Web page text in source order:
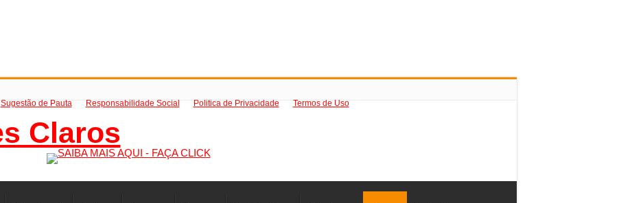
Sugestão de Pauta Responsabilidade Social Politica de Privacidade Termos de Uso